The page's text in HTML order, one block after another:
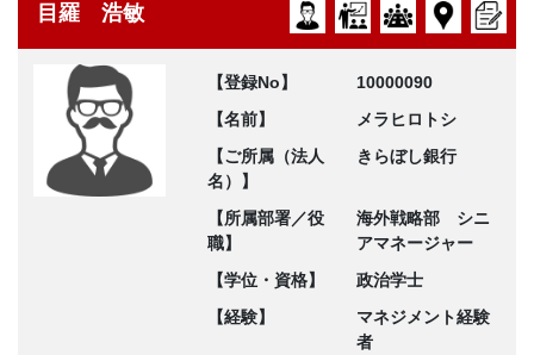
目羅 浩敏
【登録No】
10000090
【名前】
メラヒロトシ
【ご所属（法人
名）】
きらぼし銀行
【所属部署／役
職】
海外戦略部 シニ
アマネージャー
【学位・資格】
政治学士
【経験】
マネジメント経験
者